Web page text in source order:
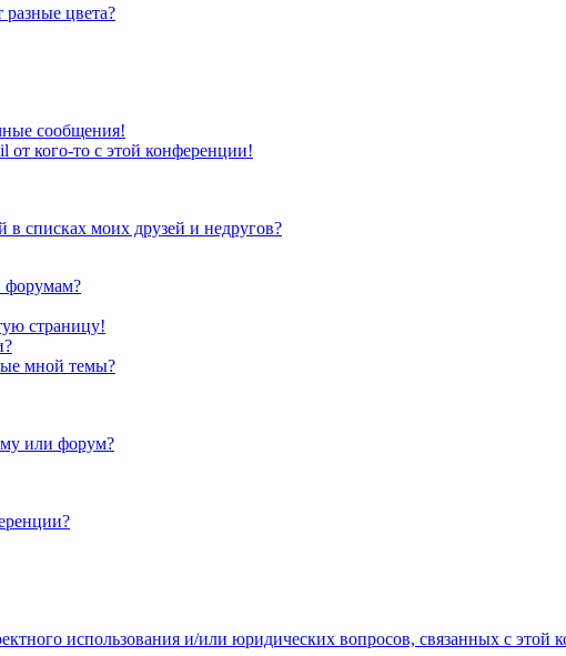
цвета?
сообщения!
кого-то с этой конференции!
в списках моих друзей и недругов?
форумам?
страницу!
мной темы?
или форум?
использования и/или юридических вопросов, связанных с этой